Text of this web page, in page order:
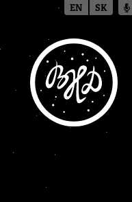
EN SK